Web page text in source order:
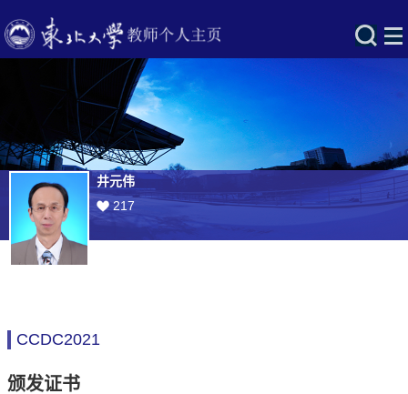
井元伟
217
CCDC2021
颁发证书